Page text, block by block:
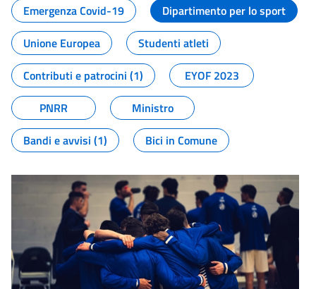
Emergenza Covid-19
Dipartimento per lo sport
Unione Europea
Studenti atleti
Contributi e patrocini (1)
EYOF 2023
PNRR
Ministro
Bandi e avvisi (1)
Bici in Comune